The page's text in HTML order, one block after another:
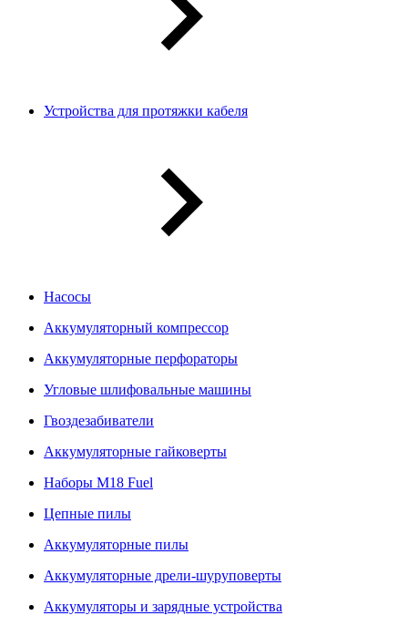
Устройства для протяжки кабеля
Насосы
Аккумуляторный компрессор
Аккумуляторные перфораторы
Угловые шлифовальные машины
Гвоздезабиватели
Аккумуляторные гайковерты
Наборы M18 Fuel
Цепные пилы
Аккумуляторные пилы
Аккумуляторные дрели-шуруповерты
Аккумуляторы и зарядные устройства